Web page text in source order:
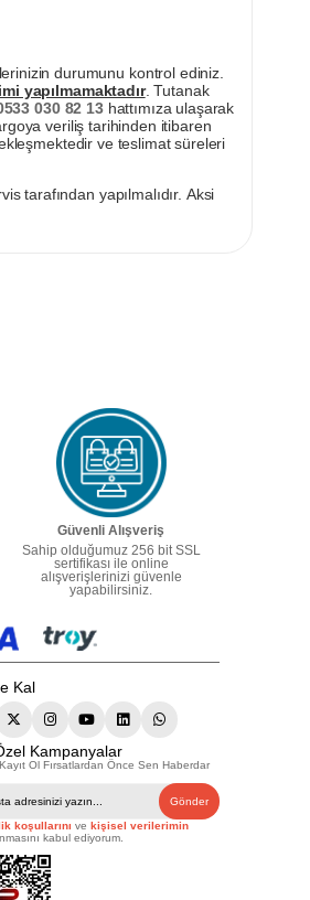
durumunu kontrol ediniz.
yapılmamaktadır. Tutanak
030 82 13hattımıza ulaşarak
veriliş tarihinden itibaren
ve teslimat süreleri
tarafından yapılmalıdır. Aksi
Güvenli Alışveriş
Sahip olduğumuz 256 bit SSL
sertifikası ile online
alışverişlerinizi güvenle
yapabilirsiniz.
Kal
Kampanyalar
Ol Fırsatlardan Önce Sen Haberdar
Gönder
koşullarını ve kişisel verilerimin
kabul ediyorum.